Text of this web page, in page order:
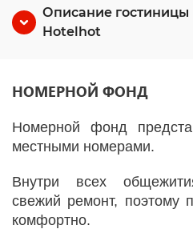
Описание гостиницы
Hotelhot
НОМЕРНОЙ ФОНД
Номерной фонд
местными номерами.
Внутри всех
свежий ремонт, поэтому
комфортно.